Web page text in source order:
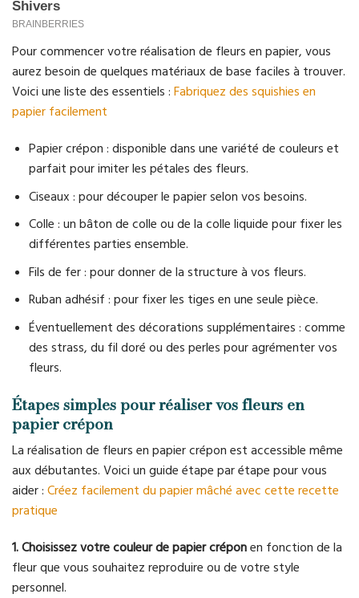
Pour commencer votre réalisation de fleurs en papier, vous
aurez besoin de quelques matériaux de base faciles à trouver.
Voici une liste des essentiels : Fabriquez des squishies en
papier facilement
Papier crépon : disponible dans une variété de couleurs et
parfait pour imiter les pétales des fleurs.
Ciseaux : pour découper le papier selon vos besoins.
Colle : un bâton de colle ou de la colle liquide pour fixer les
différentes parties ensemble.
Fils de fer : pour donner de la structure à vos fleurs.
Ruban adhésif : pour fixer les tiges en une seule pièce.
Éventuellement des décorations supplémentaires : comme
des strass, du fil doré ou des perles pour agrémenter vos
fleurs.
Étapes simples pour réaliser vos fleurs en
papier crépon
La réalisation de fleurs en papier crépon est accessible même
aux débutantes. Voici un guide étape par étape pour vous
aider : Créez facilement du papier mâché avec cette recette
pratique
1. Choisissez votre couleur de papier créponen fonction de la
fleur que vous souhaitez reproduire ou de votre style
personnel.